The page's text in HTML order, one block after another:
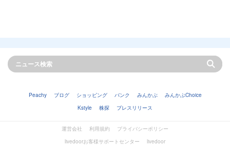
Peachy ブログ ショッピング バンク みんかぶ
みんかぶChoice
Kstyle
株探 プレスリリース
運営会社 利用規約
プライバシーポリシー
livedoorお客様サポートセンター
livedoor